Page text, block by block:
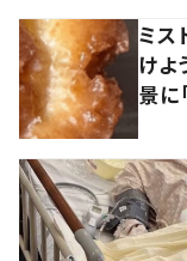
ミス
け
景に